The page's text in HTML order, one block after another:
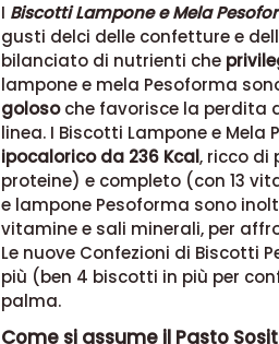
I Biscotti Lampone e Mela
gusti delci delle confetture e
bilanciato di nutrienti che
lampone e mela Pesoforma
golosoche favorisce la perdita
linea. I Biscotti Lampone e Mela
ipocalorico da 236 Kcal, ricco di
proteine) e completo (con 13
e lampone Pesoforma sono
vitamine e sali minerali, per
Le nuove Confezioni di Biscotti
più (ben 4 biscotti in più per
palma.
Come si assume il Pasto